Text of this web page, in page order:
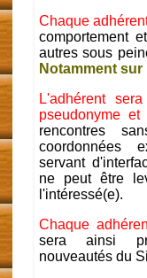
Chaque
comportement
autres sous
Notamment sur
L'adhérent
pseudonyme
rencontres
coordonnées
servant
ne peut être
l'intéressé(e).
Chaque
sera ainsi
nouveautés du